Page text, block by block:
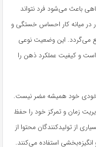
باعث می‌شود فرد نتواند
در میانه کار احساس خستگی و
می‌گردد. این وضعیت نوعی
و کیفیت عملکرد ذهن را
خودی خود همیشه مضر نیست.
زمان و تمرکز خود را حفظ
از تولیدکنندگان محتوا از
استفاده می‌کنند.